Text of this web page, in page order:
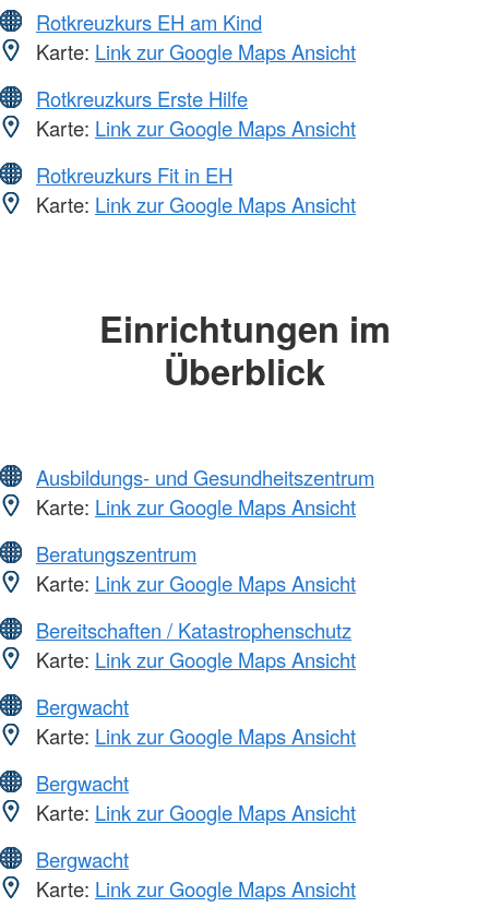
Rotkreuzkurs EH am Kind
Karte: Link zur Google Maps Ansicht
Rotkreuzkurs Erste Hilfe
Karte: Link zur Google Maps Ansicht
Rotkreuzkurs Fit in EH
Karte: Link zur Google Maps Ansicht
Einrichtungen im
Überblick
Ausbildungs- und Gesundheitszentrum
Karte: Link zur Google Maps Ansicht
Beratungszentrum
Karte: Link zur Google Maps Ansicht
Bereitschaften / Katastrophenschutz
Karte: Link zur Google Maps Ansicht
Bergwacht
Karte: Link zur Google Maps Ansicht
Bergwacht
Karte: Link zur Google Maps Ansicht
Bergwacht
Karte: Link zur Google Maps Ansicht